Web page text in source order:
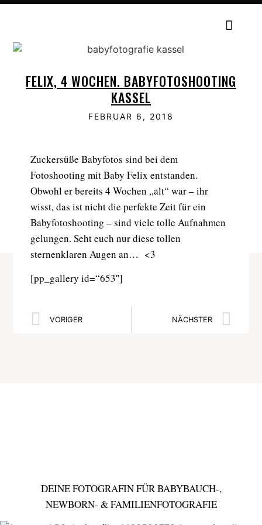
FELIX, 4 WOCHEN. BABYFOTOSHOOTING
KASSEL
FEBRUAR 6, 2018
Zuckersüße Babyfotos sind bei dem
Fotoshooting mit Baby Felix entstanden.
Obwohl er bereits 4 Wochen „alt“ war – ihr
wisst, das ist nicht die perfekte Zeit für ein
Babyfotoshooting – sind viele tolle Aufnahmen
gelungen. Seht euch nur diese tollen
sternenklaren Augen an… <3
[pp_gallery id=“653″]
VORIGER NÄCHSTER
DEINE FOTOGRAFIN FÜR BABYBAUCH-,
NEWBORN- & FAMILIENFOTOGRAFIE